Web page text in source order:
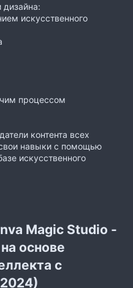
искусственного
процессом
контента всех
навыки с помощью
искусственного
Magic Studio -
основе
с